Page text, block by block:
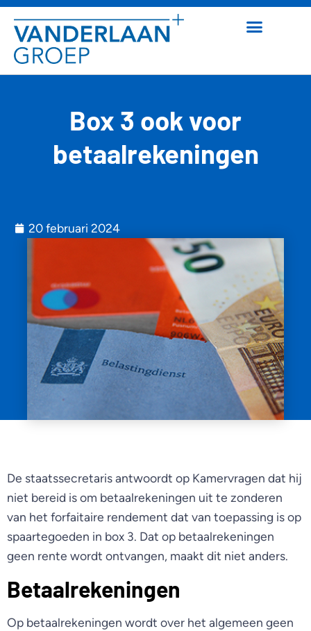
Box 3 ook voor
betaalrekeningen
20 februari 2024
De staatssecretaris antwoordt op Kamervragen dat hij
niet bereid is om betaalrekeningen uit te zonderen
van het forfaitaire rendement dat van toepassing is op
spaartegoeden in box 3. Dat op betaalrekeningen
geen rente wordt ontvangen, maakt dit niet anders.
Betaalrekeningen
Op betaalrekeningen wordt over het algemeen geen